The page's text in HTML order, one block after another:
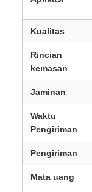
Kualitas
Rincian
kemasan
Jaminan
Waktu
Pengiriman
Pengiriman
Mata uang